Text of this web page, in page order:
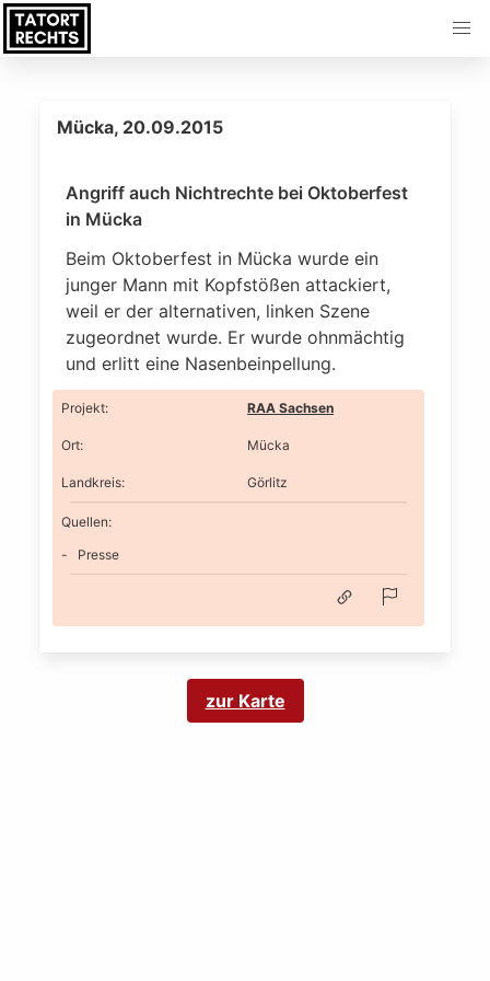
Mücka, 20.09.2015
Angriff auch Nichtrechte bei Oktoberfest
in Mücka
Beim Oktoberfest in Mücka wurde ein
junger Mann mit Kopfstößen attackiert,
weil er der alternativen, linken Szene
zugeordnet wurde. Er wurde ohnmächtig
und erlitt eine Nasenbeinpellung.
Projekt: RAA Sachsen
Ort: Mücka
Landkreis: Görlitz
Quellen:
Presse
zur Karte